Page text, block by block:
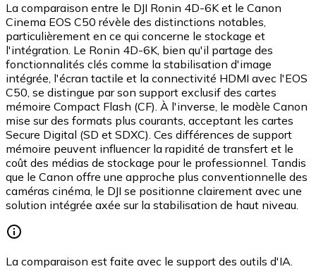
La comparaison entre le DJI Ronin 4D-6K et le Canon
Cinema EOS C50 révèle des distinctions notables,
particulièrement en ce qui concerne le stockage et
l'intégration. Le Ronin 4D-6K, bien qu'il partage des
fonctionnalités clés comme la stabilisation d'image
intégrée, l'écran tactile et la connectivité HDMI avec l'EOS
C50, se distingue par son support exclusif des cartes
mémoire Compact Flash (CF). À l'inverse, le modèle Canon
mise sur des formats plus courants, acceptant les cartes
Secure Digital (SD et SDXC). Ces différences de support
mémoire peuvent influencer la rapidité de transfert et le
coût des médias de stockage pour le professionnel. Tandis
que le Canon offre une approche plus conventionnelle des
caméras cinéma, le DJI se positionne clairement avec une
solution intégrée axée sur la stabilisation de haut niveau.
La comparaison est faite avec le support des outils d'IA.